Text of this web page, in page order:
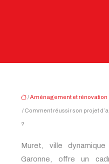
/Aménagement et rénovation
/ Comment réussir son projet
?
Muret, ville
Garonne, offre un